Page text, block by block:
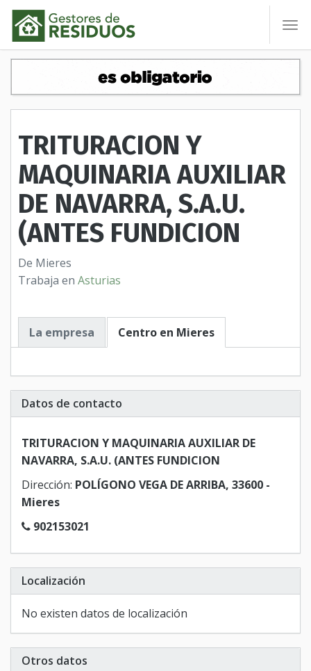
TRITURACION Y
MAQUINARIA AUXILIAR
DE NAVARRA, S.A.U.
(ANTES FUNDICION
De Mieres
Trabaja en Asturias
La empresa Centro en Mieres
Datos de contacto
TRITURACION Y MAQUINARIA AUXILIAR DE
NAVARRA, S.A.U. (ANTES FUNDICION
Dirección: POLÍGONO VEGA DE ARRIBA, 33600 -
Mieres
902153021
Localización
No existen datos de localización
Otros datos